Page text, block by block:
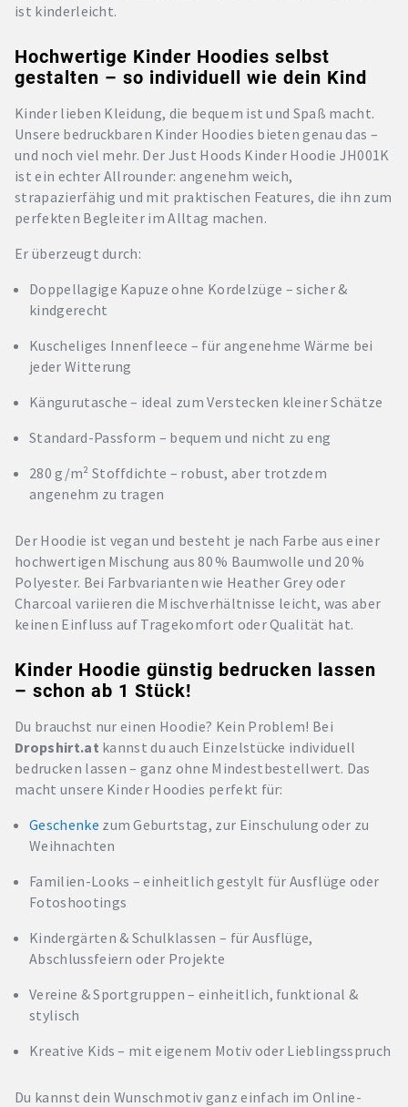
ist kinderleicht.
Hochwertige Kinder Hoodies selbst
gestalten – so individuell wie dein Kind
Kinder lieben Kleidung, die bequem ist und Spaß macht.
Unsere bedruckbaren Kinder Hoodies bieten genau das –
und noch viel mehr. Der Just Hoods Kinder Hoodie JH001K
ist ein echter Allrounder: angenehm weich,
strapazierfähig und mit praktischen Features, die ihn zum
perfekten Begleiter im Alltag machen.
Er überzeugt durch:
Doppellagige Kapuze ohne Kordelzüge – sicher &
kindgerecht
Kuscheliges Innenfleece – für angenehme Wärme bei
jeder Witterung
Kängurutasche – ideal zum Verstecken kleiner Schätze
Standard-Passform – bequem und nicht zu eng
280 g/m² Stoffdichte – robust, aber trotzdem
angenehm zu tragen
Der Hoodie ist vegan und besteht je nach Farbe aus einer
hochwertigen Mischung aus 80 % Baumwolle und 20 %
Polyester. Bei Farbvarianten wie Heather Grey oder
Charcoal variieren die Mischverhältnisse leicht, was aber
keinen Einfluss auf Tragekomfort oder Qualität hat.
Kinder Hoodie günstig bedrucken lassen
– schon ab 1 Stück!
Du brauchst nur einen Hoodie? Kein Problem! Bei
Dropshirt.at kannst du auch Einzelstücke individuell
bedrucken lassen – ganz ohne Mindestbestellwert. Das
macht unsere Kinder Hoodies perfekt für:
Geschenke zum Geburtstag, zur Einschulung oder zu
Weihnachten
Familien-Looks – einheitlich gestylt für Ausflüge oder
Fotoshootings
Kindergärten & Schulklassen – für Ausflüge,
Abschlussfeiern oder Projekte
Vereine & Sportgruppen – einheitlich, funktional &
stylisch
Kreative Kids – mit eigenem Motiv oder Lieblingsspruch
Du kannst dein Wunschmotiv ganz einfach im Online-